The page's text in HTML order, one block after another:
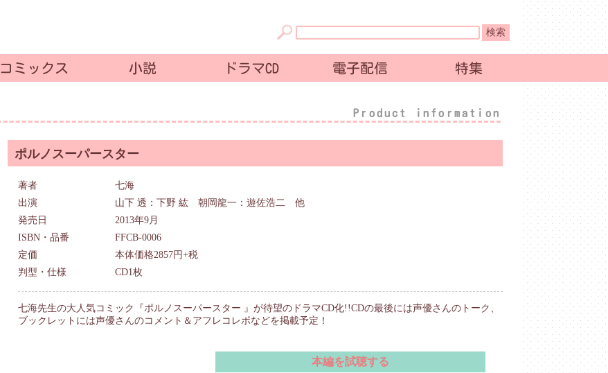
コミックス 小説 ドラマCD 電子配信 特集
Product information
ポルノスーパースター
著者
七海
出演
山下 透：下野 紘 朝岡龍一：遊佐浩二 他
発売日
2013年9月
ISBN・品番
FFCB-0006
定価
本体価格2857円+税
判型・仕様
CD1枚
七海先生の大人気コミック『ポルノスーパースター 』が待望のドラマCD化!!CDの最後には声優さんのトーク、
ブックレットには声優さんのコメント＆アフレコレポなどを掲載予定！
本編を試聴する